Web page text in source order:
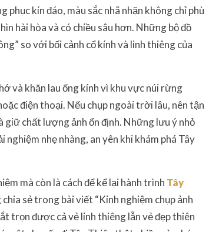
kín đáo, màu sắc nhã nhặn không chỉ phù
hài hòa và có chiều sâu hơn. Những bộ đồ
so với bối cảnh cổ kính và linh thiêng của
và khăn lau ống kính vì khu vực núi rừng
điện thoại. Nếu chụp ngoài trời lâu, nên tận
giữ chất lượng ảnh ổn định. Những lưu ý nhỏ
nhẹ nhàng, an yên khi khám phá Tây
mà còn là cách để kể lại hành trình Tây
sẻ trong bài viết “Kinh nghiệm chụp ảnh
trọn được cả vẻ linh thiêng lẫn vẻ đẹp thiên